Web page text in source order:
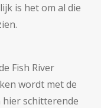
is het om al die
Fish River
wordt met de
hier schitterende